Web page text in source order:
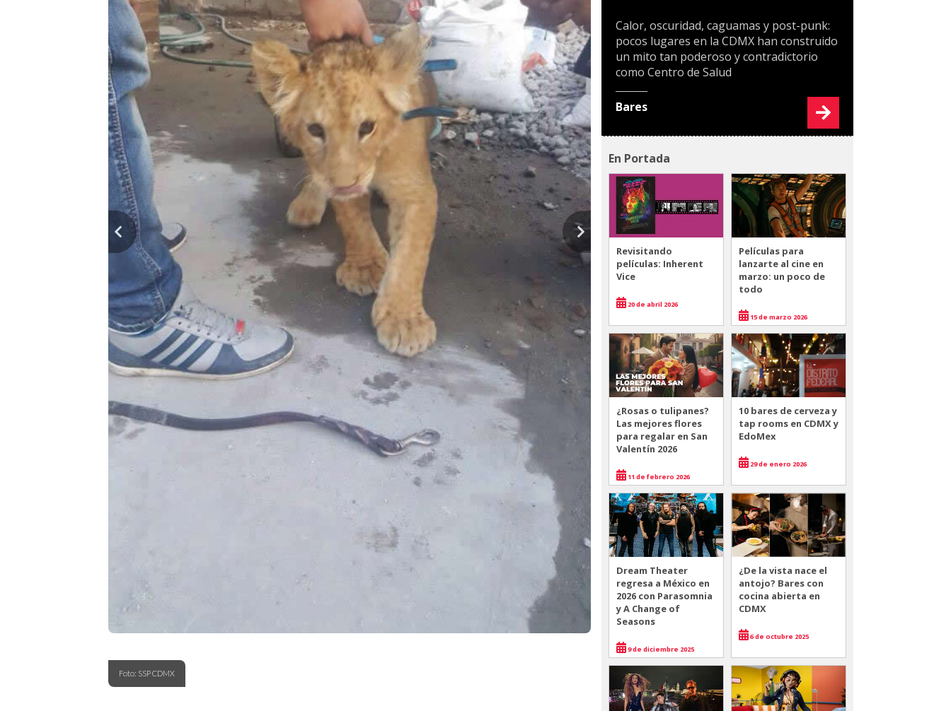
Foto: SSP CDMX
Calor, oscuridad, caguamas y post-punk:
pocos lugares en la CDMX han construido
un mito tan poderoso y contradictorio
como Centro de Salud
Bares
En Portada
Revisitando
películas: Inherent
Vice
20 de abril 2026
Películas para
lanzarte al cine en
marzo: un poco de
todo
15 de marzo 2026
¿Rosas o tulipanes?
Las mejores flores
para regalar en San
Valentín 2026
11 de febrero 2026
10 bares de cerveza y
tap rooms en CDMX y
EdoMex
29 de enero 2026
Dream Theater
regresa a México en
2026 con Parasomnia
y A Change of
Seasons
9 de diciembre 2025
¿De la vista nace el
antojo? Bares con
cocina abierta en
CDMX
6 de octubre 2025